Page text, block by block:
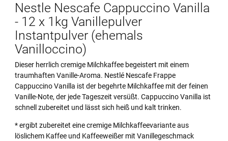
Nestle Nescafe Cappuccino Vanilla
- 12 x 1kg Vanillepulver
Instantpulver (ehemals
Vanilloccino)
Dieser herrlich cremige Milchkaffee begeistert mit einem
traumhaften Vanille-Aroma. Nestlé Nescafe Frappe
Cappuccino Vanilla ist der begehrte Milchkaffee mit der feinen
Vanille-Note, der jede Tageszeit versüßt. Cappuccino Vanilla ist
schnell zubereitet und lässt sich heiß und kalt trinken.
* ergibt zubereitet eine cremige Milchkaffeevariante aus
löslichem Kaffee und Kaffeeweißer mit Vanillegeschmack